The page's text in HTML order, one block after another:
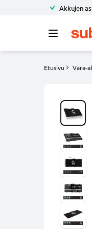
Akkujen
Etusivu Vara-